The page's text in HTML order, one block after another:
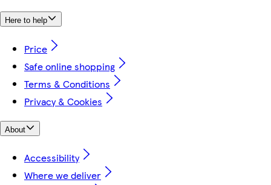
Here to help
Price
Safe online shopping
Terms & Conditions
Privacy & Cookies
About
Accessibility
Where we deliver